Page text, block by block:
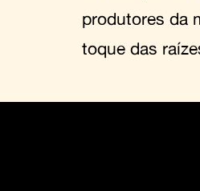
produtores da
toque das